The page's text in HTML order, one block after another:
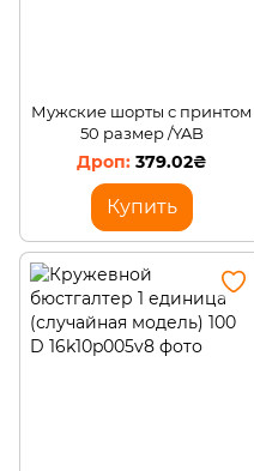
Мужские шорты с принтом
50 размер /YAB
379.02₴
Купить